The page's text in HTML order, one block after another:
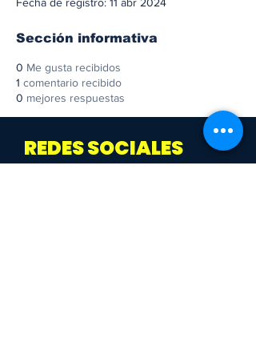
Sección informativa
0 Me gusta recibidos
1 comentario recibido
0 mejores respuestas
REDES SOCIALES